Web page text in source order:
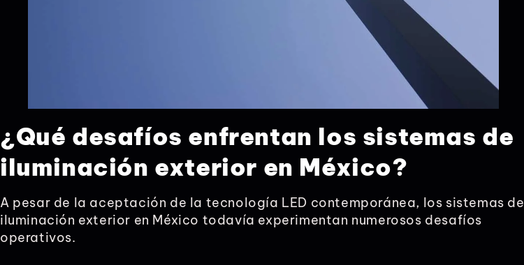
¿Qué desafíos enfrentan los sistemas de
iluminación exterior en México?
A pesar de la aceptación de la tecnología LED contemporánea, los sistemas de
iluminación exterior en México todavía experimentan numerosos desafíos
operativos.